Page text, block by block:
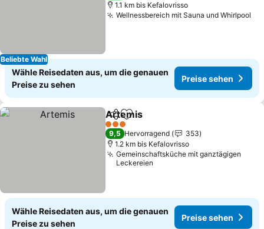
Beliebte Wahl
1.1 km bis Kefalovrisso
Wellnessbereich mit Sauna und Whirlpool
Wähle Reisedaten aus, um die genauen
Preise zu sehen
Preise sehen
TeilenZu Favoriten hinzufügen
Artemis
3 Sterne
9,5 Hervorragend
353
1.2 km bis Kefalovrisso
Gemeinschaftsküche mit ganztägigen
Leckereien
Wähle Reisedaten aus, um die genauen
Preise zu sehen
Preise sehen